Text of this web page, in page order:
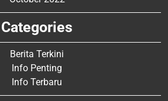
Categories
Berita Terkini
Info Penting
Info Terbaru